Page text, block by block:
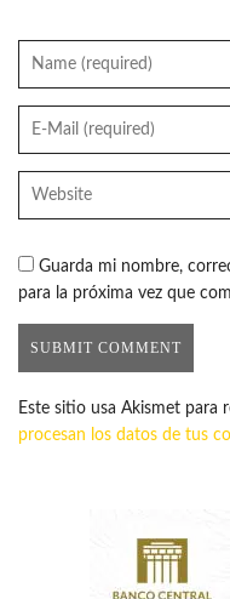
Guarda mi nombre,
para la próxima vez que
Este sitio usa Akismet para
procesan los datos de tus